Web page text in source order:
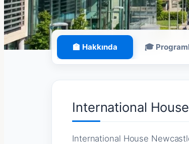
🏫 Hakkında 🎓
International
International House